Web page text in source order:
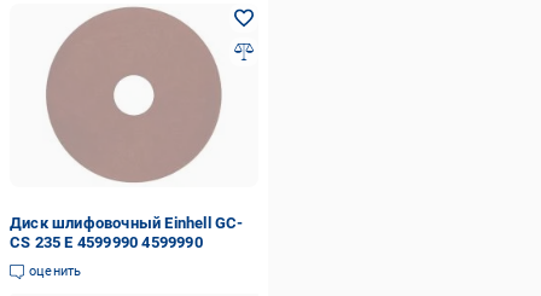
Диск шлифовочный Einhell GC-
CS 235 E 4599990 4599990
оценить